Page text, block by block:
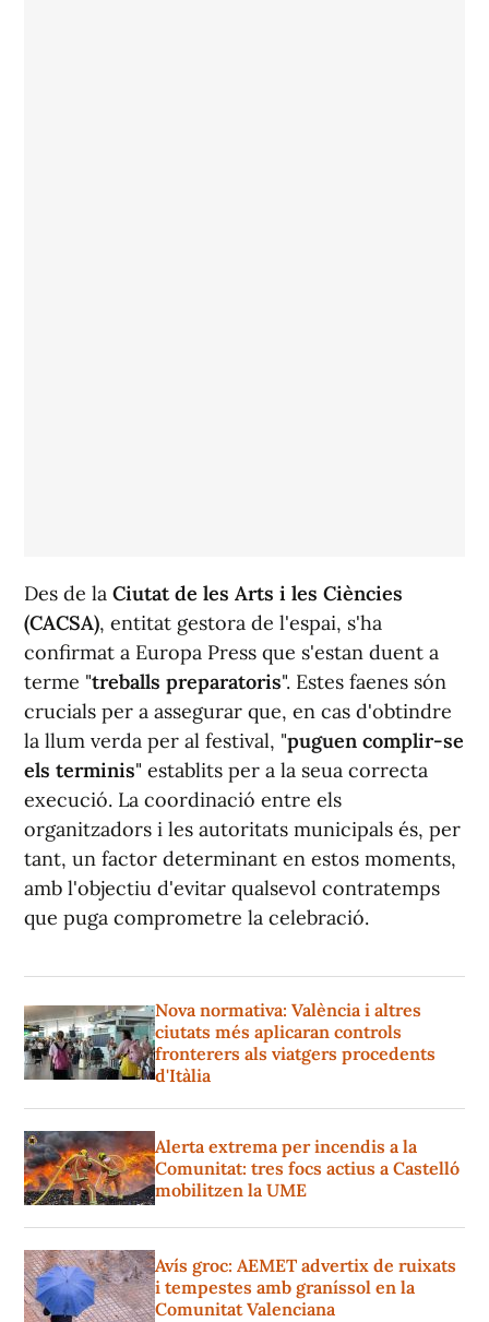
Des de la Ciutat de les Arts i les Ciències
(CACSA), entitat gestora de l'espai, s'ha
confirmat a Europa Press que s'estan duent a
terme "treballs preparatoris". Estes faenes són
crucials per a assegurar que, en cas d'obtindre
la llum verda per al festival, "puguen complir-se
els terminis" establits per a la seua correcta
execució. La coordinació entre els
organitzadors i les autoritats municipals és, per
tant, un factor determinant en estos moments,
amb l'objectiu d'evitar qualsevol contratemps
que puga comprometre la celebració.
Nova normativa: València i altres
ciutats més aplicaran controls
fronterers als viatgers procedents
d'Itàlia
Alerta extrema per incendis a la
Comunitat: tres focs actius a Castelló
mobilitzen la UME
Avís groc: AEMET advertix de ruixats
i tempestes amb graníssol en la
Comunitat Valenciana